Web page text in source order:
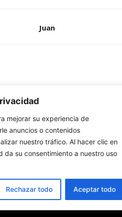
mejorar su experiencia de
anuncios o contenidos
nuestro tráfico. Al hacer clic en
da su consentimiento a nuestro uso
Rechazar todo Aceptar todo
Juan
Cristianas
alternativa sobre la Iglesia católica
de Redes Cristianas